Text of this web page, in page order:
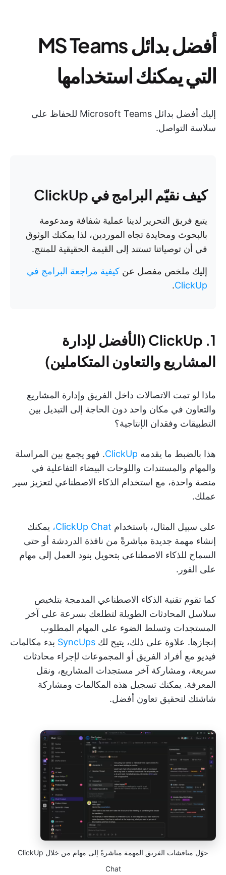
أفضل بدائل MS Teams
التي يمكنك استخدامها
إليك أفضل بدائل Microsoft Teams للحفاظ على
سلاسة التواصل.
كيف نقيّم البرامج في ClickUp
يتبع فريق التحرير لدينا عملية شفافة ومدعومة
بالبحوث ومحايدة تجاه الموردين، لذا يمكنك الوثوق
في أن توصياتنا تستند إلى القيمة الحقيقية للمنتج.
إليك ملخص مفصل عن كيفية مراجعة البرامج في
ClickUp
.
1. ClickUp (الأفضل لإدارة
المشاريع والتعاون المتكاملين)
ماذا لو تمت الاتصالات داخل الفريق وإدارة المشاريع
والتعاون في مكان واحد دون الحاجة إلى التبديل بين
التطبيقات وفقدان الإنتاجية؟
هذا بالضبط ما يقدمه ClickUp. فهو يجمع بين المراسلة
والمهام والمستندات واللوحات البيضاء التفاعلية في
منصة واحدة، مع استخدام الذكاء الاصطناعي لتعزيز سير
عملك.
على سبيل المثال، باستخدام ClickUp Chat،
يمكنك
إنشاء مهمة جديدة مباشرةً من نافذة الدردشة أو حتى
السماح للذكاء الاصطناعي بتحويل بنود العمل إلى مهام
على الفور.
كما تقوم تقنية الذكاء الاصطناعي المدمجة بتلخيص
سلاسل المحادثات الطويلة لتطلعك بسرعة على آخر
المستجدات وتسلط الضوء على المهام المطلوب
إنجازها. علاوة على ذلك، يتيح لك SyncUps بدء مكالمات
فيديو مع أفراد الفريق أو المجموعات لإجراء محادثات
سريعة، ومشاركة آخر مستجدات المشاريع، ونقل
المعرفة. يمكنك تسجيل هذه المكالمات ومشاركة
شاشتك لتحقيق تعاون أفضل.
حوّل مناقشات الفريق المهمة مباشرةً إلى مهام من خلال ClickUp
Chat